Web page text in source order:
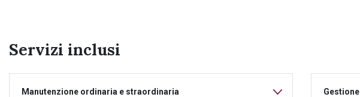
Servizi inclusi
Manutenzione ordinaria e straordinaria